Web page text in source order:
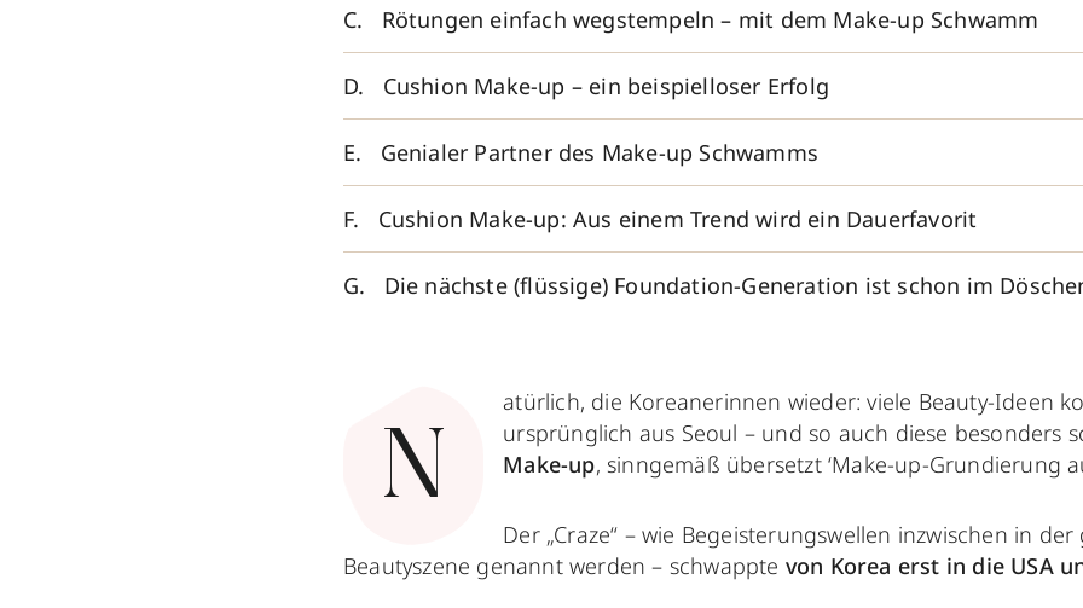
Rötungen einfach wegstempeln – mit dem Make-up Schwamm
Cushion Make-up – ein beispielloser Erfolg
Genialer Partner des Make-up Schwamms
Cushion Make-up: Aus einem Trend wird ein Dauerfavorit
Die nächste (flüssige) Foundation-Generation ist schon im
N
atürlich, die Koreanerinnen wieder: viele Beauty-Ideen
ursprünglich aus Seoul – und so auch diese besonders
Make-up, sinngemäß übersetzt ‘Make-up-Grundierung
Der „Craze“ – wie Begeisterungswellen inzwischen in
Beautyszene genannt werden – schwappte von Korea erst in die USA